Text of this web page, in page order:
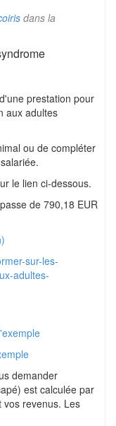
dans la
prestation pour
aux adultes
ou de compléter
le lien ci-dessous.
de 790,18 EUR
sur-les-
adultes-
demander
est calculée par
vos revenus. Les